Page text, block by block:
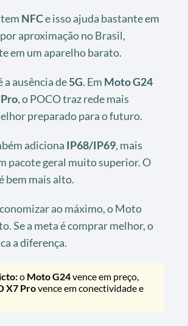
NFCe isso ajuda bastante em
aproximação no Brasil,
em um aparelho barato.
a ausência de5G. Em Moto G24
, o POCO traz rede mais
preparado para o futuro.
adiciona IP68/IP69, mais
pacote geral muito superior. O
bem mais alto.
ao máximo, o Moto
Se a meta é comprar melhor, o
a diferença.
o Moto G24vence em preço,
X7 Provence em conectividade e